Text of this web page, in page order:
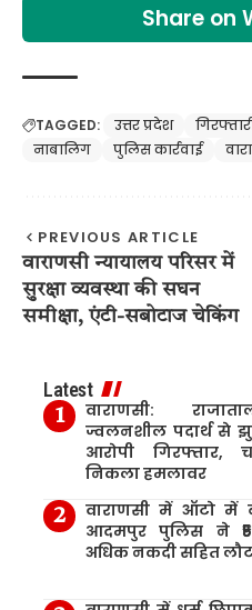
Share on
TAGGED: उत्तर प्रदेश
नाबालिग
पुलिस कार्रवाई
PREVIOUS ARTICLE
वाराणसी न्यायालय परिसर में
सुरक्षा व्यवस्था की सघन
समीक्षा, एंटी-सबोटाज चेकिंग
Latest
वाराणसी:
ज्वलनशील पदार्थ से
आरोपी गिरफ्तार,
निकला हमलावर
वाराणसी में ऑटो में
आदमपुर पुलिस ने
अधिक नकदी सहित